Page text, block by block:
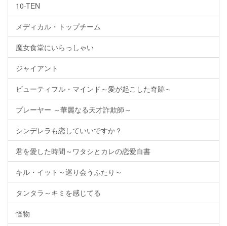
10-TEN
メディカル・トップチーム
魔女食堂にいらっしゃい
ジャイアント
ビューティフル・マインド～愛が起こした奇跡～
プレーヤー ～華麗なる天才詐欺師～
シンデレラも恋していいですか？
君を愛した時間～ワタシとカレの恋愛白書
キル・イット～巡り会うふたり～
タンタラ～キミを感じてる
怪物